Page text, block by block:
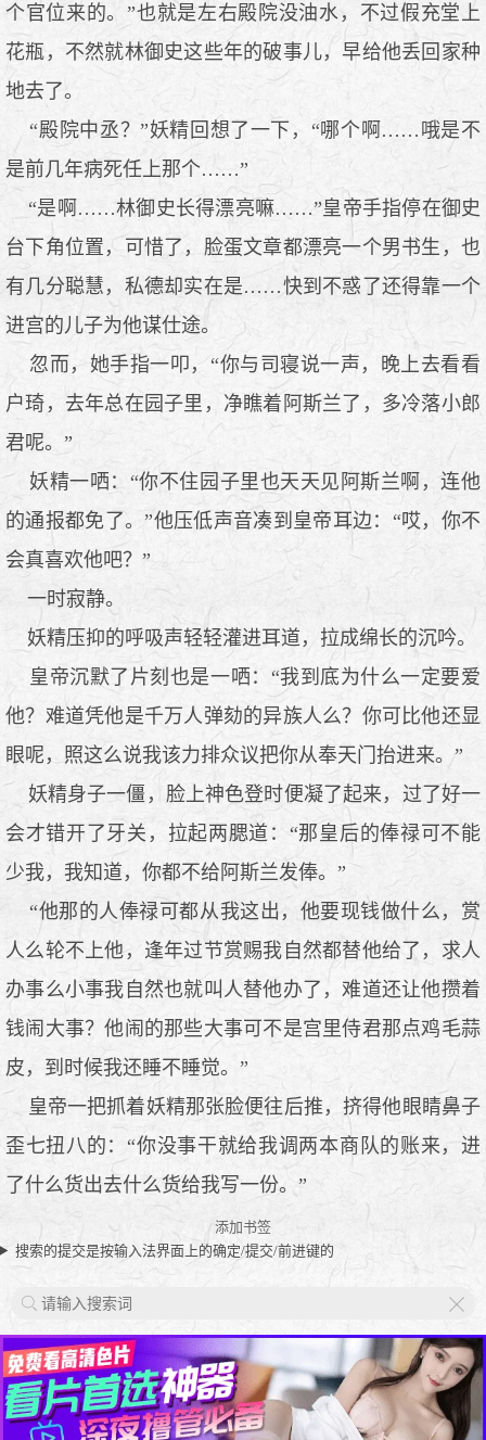
个官位来的。”也就是左右殿院没油水，不过假充堂上
花瓶，不然就林御史这些年的破事儿，早给他丢回家种
地去了。
“殿院中丞？”妖精回想了一下，“哪个啊……哦是不
是前几年病死任上那个……”
“是啊……林御史长得漂亮嘛……”皇帝手指停在御史
台下角位置，可惜了，脸蛋文章都漂亮一个男书生，也
有几分聪慧，私德却实在是……快到不惑了还得靠一个
进宫的儿子为他谋仕途。
忽而，她手指一叩，“你与司寝说一声，晚上去看看
户琦，去年总在园子里，净瞧着阿斯兰了，多冷落小郎
君呢。”
妖精一哂：“你不住园子里也天天见阿斯兰啊，连他
的通报都免了。”他压低声音凑到皇帝耳边：“哎，你不
会真喜欢他吧？”
一时寂静。
妖精压抑的呼吸声轻轻灌进耳道，拉成绵长的沉吟。
皇帝沉默了片刻也是一哂：“我到底为什么一定要爱
他？难道凭他是千万人弹劾的异族人么？你可比他还显
眼呢，照这么说我该力排众议把你从奉天门抬进来。”
妖精身子一僵，脸上神色登时便凝了起来，过了好一
会才错开了牙关，拉起两腮道：“那皇后的俸禄可不能
少我，我知道，你都不给阿斯兰发俸。”
“他那的人俸禄可都从我这出，他要现钱做什么，赏
人么轮不上他，逢年过节赏赐我自然都替他给了，求人
办事么小事我自然也就叫人替他办了，难道还让他攒着
钱闹大事？他闹的那些大事可不是宫里侍君那点鸡毛蒜
皮，到时候我还睡不睡觉。”
皇帝一把抓着妖精那张脸便往后推，挤得他眼睛鼻子
歪七扭八的：“你没事干就给我调两本商队的账来，进
了什么货出去什么货给我写一份。”
添加书签
搜索的提交是按输入法界面上的确定/提交/前进键的